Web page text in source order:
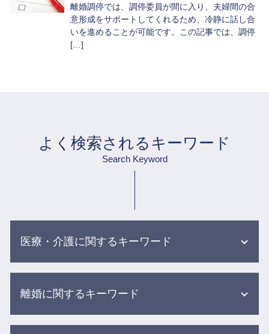
離婚調停では、調停委員が間に入り、夫婦間の合
意形成をサポートしてくれるため、冷静に話し合
いを進めることが可能です。この記事では、調停
[…]
よく検索されるキーワード
Search Keyword
医療・介護に関するキーワード
入浴 介助 事故
食事 介助事故
離婚に関するキーワード